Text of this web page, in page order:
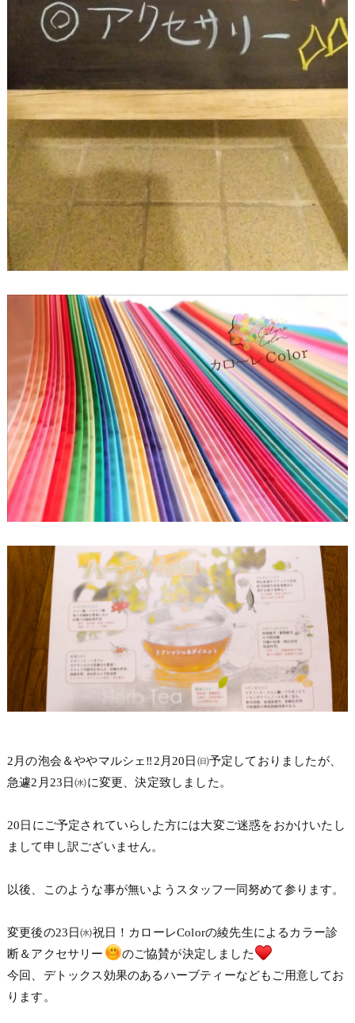
2月の泡会＆ややマルシェ‼2月20日㈰予定しておりましたが、
急遽2月23日㈬に変更、決定致しました。
20日にご予定されていらした方には大変ご迷惑をおかけいたし
まして申し訳ございません。
以後、このような事が無いようスタッフ一同努めて参ります。
変更後の23日㈬祝日！カローレColorの綾先生によるカラー診
断＆アクセサリー
のご協賛が決定しました
今回、デトックス効果のあるハーブティーなどもご用意してお
ります。